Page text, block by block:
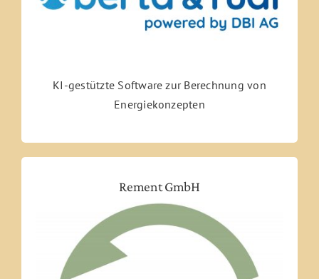
KI-gestützte Software zur Berechnung von
Energiekonzepten
Rement GmbH